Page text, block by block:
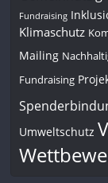
Fundraising
Klimaschutz
Mailing
Fundraising
Umweltschutz